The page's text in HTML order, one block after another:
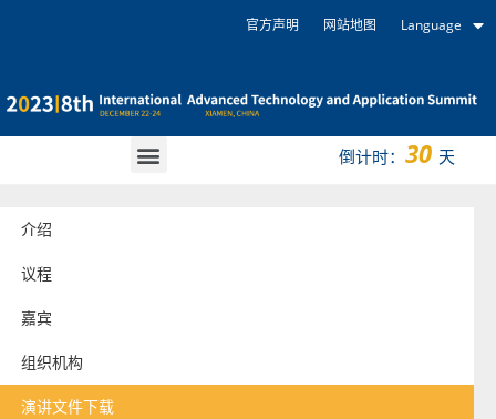
官方声明 网站地图 Language
倒计时： 30 天
介绍
议程
嘉宾
组织机构
演讲文件下载